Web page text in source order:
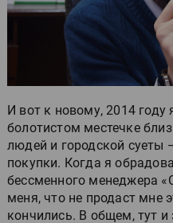
И вот к новому, 2014
болотистом местечке
людей и городской суеты
покупки. Когда я
бессменного менеджера
меня, что не продаст мне
кончились. В общем, тут